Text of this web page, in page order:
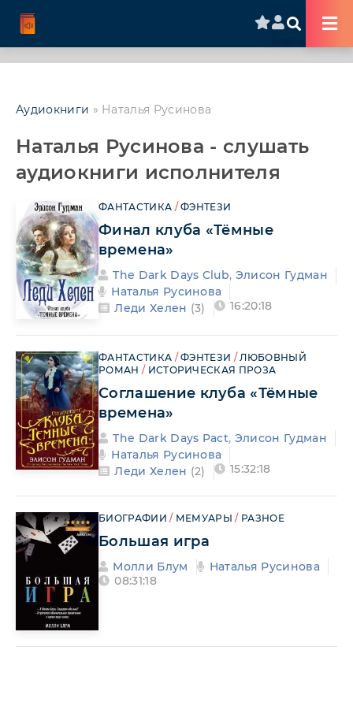
Аудиокниги » Наталья Русинова
Наталья Русинова - слушать
аудиокниги исполнителя
ФАНТАСТИКА /ФЭНТЕЗИ
Финал клуба «Тёмные
времена»
The Dark Days Club, Элисон Гудман
Наталья Русинова
Леди Хелен (3) 16:20:18
ФАНТАСТИКА /ФЭНТЕЗИ /ЛЮБОВНЫЙ
РОМАН / ИСТОРИЧЕСКАЯ ПРОЗА
Соглашение клуба «Тёмные
времена»
The Dark Days Pact, Элисон Гудман
Наталья Русинова
Леди Хелен (2) 15:32:18
БИОГРАФИИ / МЕМУАРЫ / РАЗНОЕ
Большая игра
Молли Блум
Наталья Русинова
08:31:18